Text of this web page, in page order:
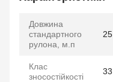
Довжина
стандартного
рулона, м.п
25
Клас
зносостійкості
33